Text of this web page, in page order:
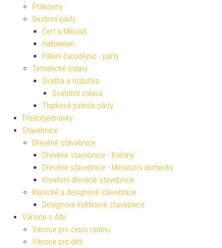
Ptákoviny
Sezónní párty
Čert a Mikuláš
Halloween
Pálení čarodějnic - párty
Tematické oslavy
Svatba a rozlučka
Svatební oslava
Tlapková patrola párty
Předobjednávky
Stavebnice
Dřevěné stavebnice
Dřevěné stavebnice - Květiny
Dřevěné stavebnice - Miniaturní domečky
Kreativní dřevěné stavebnice
Klasické a designové stavebnice
Designové květinové stavebnice
Vánoce s Albi
Vánoce pro celou rodinu
Vánoce pro děti